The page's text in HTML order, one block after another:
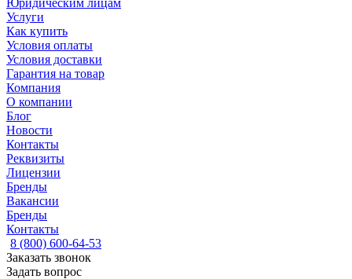
Услуги
Как купить
Условия оплаты
Условия доставки
Гарантия на товар
Компания
О компании
Блог
Новости
Контакты
Реквизиты
Лицензии
Бренды
Вакансии
Бренды
Контакты
8 (800) 600-64-53
Заказать звонок
Задать вопрос